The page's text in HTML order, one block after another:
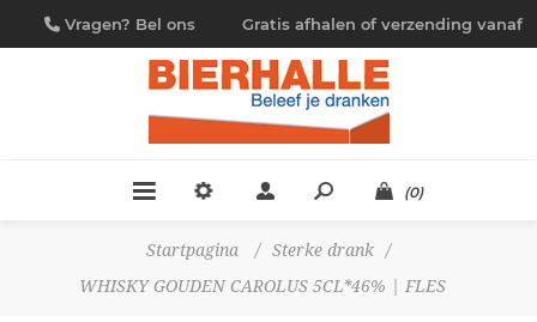
Vragen? Bel ons
09/230.88.44
Gratis afhalen of verzending vanaf
€ 4,95
(0)
Startpagina / Sterke drank
/
WHISKY GOUDEN CAROLUS 5CL*46% | FLES